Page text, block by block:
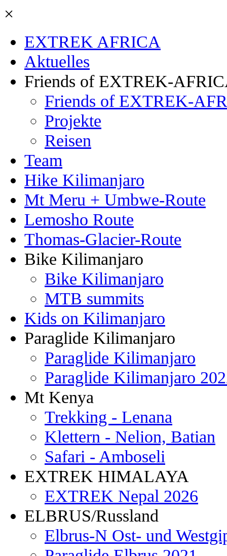
×
EXTREK AFRICA
Aktuelles
Friends of EXTREK-
Friends of EXTREK-
Projekte
Reisen
Team
Hike Kilimanjaro
Mt Meru + Umbwe-Route
Lemosho Route
Thomas-Glacier-Route
Bike Kilimanjaro
Bike Kilimanjaro
MTB summits
Kids on Kilimanjaro
Paraglide Kilimanjaro
Paraglide Kilimanjaro
Paraglide Kilimanjaro
Mt Kenya
Trekking - Lenana
Klettern - Nelion, Batian
Safari - Amboseli
EXTREK HIMALAYA
EXTREK Nepal 2026
ELBRUS/Russland
Elbrus-N Ost- und